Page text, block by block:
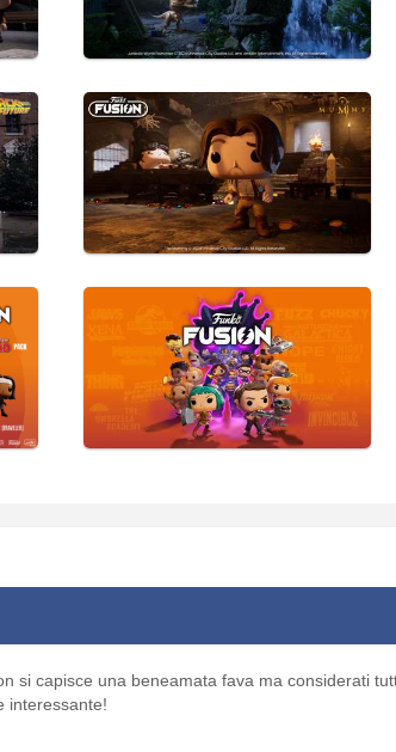
si capisce una beneamata fava ma considerati
interessante!